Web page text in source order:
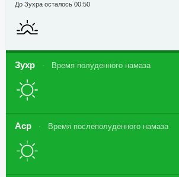
До Зухра осталось 00:50
Зухр Время полуденного намаза
Аср Время послеполуденного намаза